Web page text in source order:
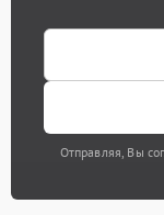
Отправляя, Вы